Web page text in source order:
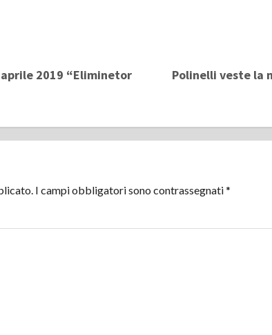
aprile 2019 “Eliminetor
Polinelli veste la
I campi obbligatori sono contrassegnati*